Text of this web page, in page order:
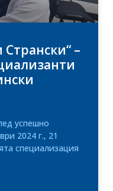
–
успешно
2024 г., 21
специализация